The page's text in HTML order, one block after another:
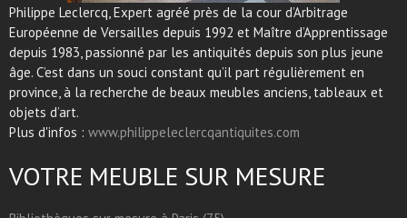
Philippe Leclercq, Expert agréé près de la cour d’Arbitrage
Européenne de Versailles depuis 1992 et Maître d’Apprentissage
depuis 1983, passionné par les antiquités depuis son plus jeune
âge. C’est dans un souci constant qu’il part régulièrement en
province, à la recherche de beaux meubles anciens, tableaux et
objets d’art.
Plus d'infos : www.philippeleclercqantiquites.com
VOTRE MEUBLE SUR MESURE